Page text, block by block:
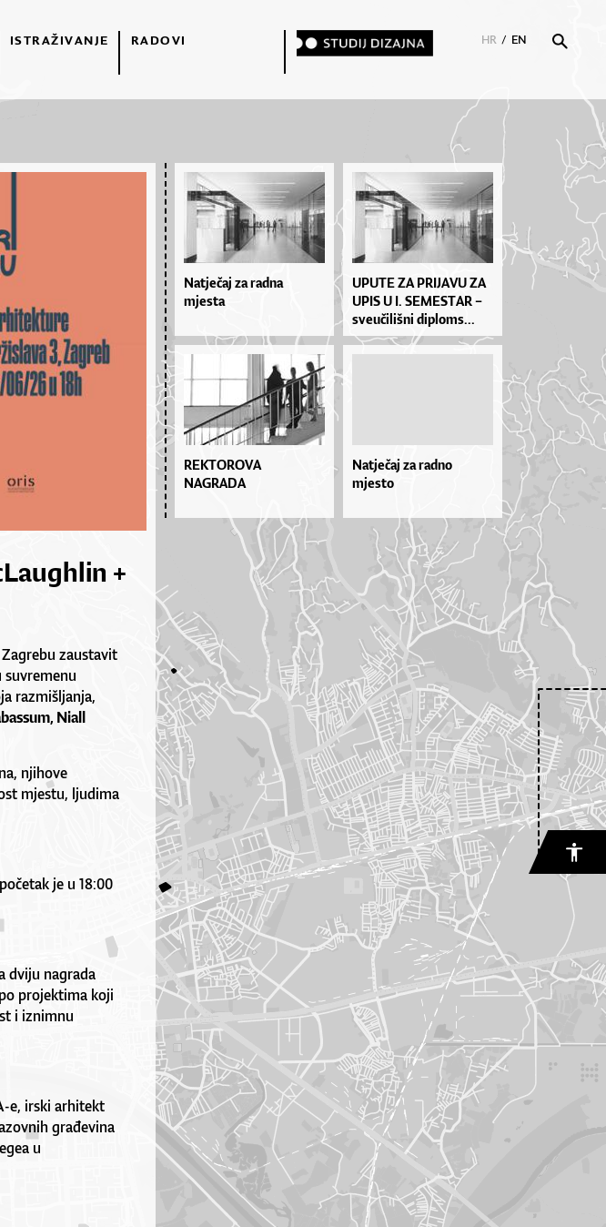
ISTRAŽIVANJE RADOVI HR / EN
+
zaustavit
razmišljanja,
Niall
njihove
mjestu, ljudima
je u 18:00
dviju nagrada
projektima koji
i iznimnu
e, irski arhitekt
građevina
u
Natječaj za radna
mjesta
UPU­TE ZA PRI­JA­VU ZA
UPIS U I. SE­MES­TAR –
sve­u­či­liš­ni di­plo­ms...
REKTOROVA
NAGRADA
Natječaj za radno
mjesto